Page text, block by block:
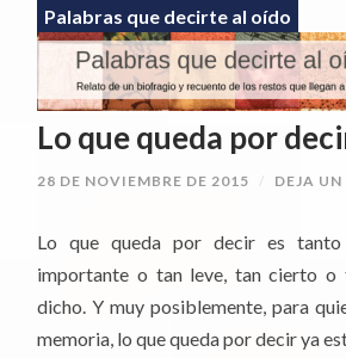
N
D
O
Palabras que decirte al oído
Lo que queda por
28 DE NOVIEMBRE DE 2015 / DEJA
Lo que queda por decir es
importante o tan leve, tan cierto o
dicho. Y muy posiblemente, para
memoria, lo que queda por decir ya